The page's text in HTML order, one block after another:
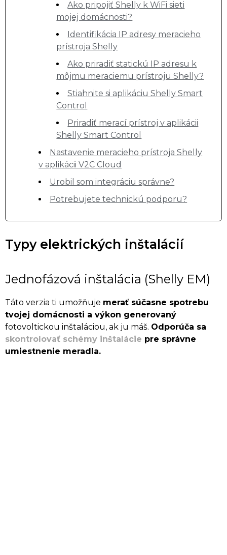
Ako pripojiť Shelly k WiFi sieti
mojej domácnosti?
Identifikácia IP adresy meracieho
prístroja Shelly
Ako priradiť statickú IP adresu k
môjmu meraciemu prístroju Shelly?
Stiahnite si aplikáciu Shelly Smart
Control
Priradiť merací prístroj v aplikácii
Shelly Smart Control
Nastavenie meracieho prístroja Shelly
v aplikácii V2C Cloud
Urobil som integráciu správne?
Potrebujete technickú podporu?
Typy elektrických inštalácií
Jednofázová inštalácia (Shelly EM)
Táto verzia ti umožňuje merať súčasne spotrebu
tvojej domácnosti a výkon generovaný
fotovoltickou inštaláciou, ak ju máš. Odporúča sa
skontrolovať schémy inštalácie pre správne
umiestnenie meradla.